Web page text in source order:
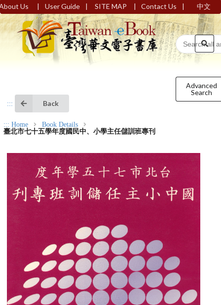
Us | User Guide | SITE MAP | Contact Us | 中文
Advanced
Search
::: Back
::: Home
Book Details
臺北市七十五學年度國民中、小學主任儲訓班專刊